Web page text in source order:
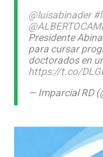
@luisabinader
Presidente
para cursar
doctorados en
https://t.co/
— Imparcial RD